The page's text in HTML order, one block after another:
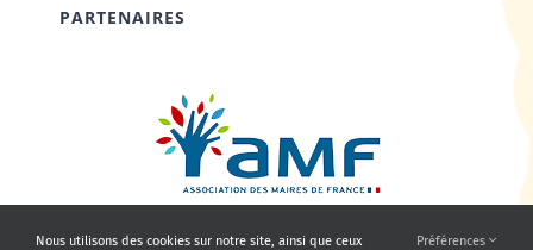
PARTENAIRES
Nous utilisons des cookies sur notre site, ainsi que ceux Préférences